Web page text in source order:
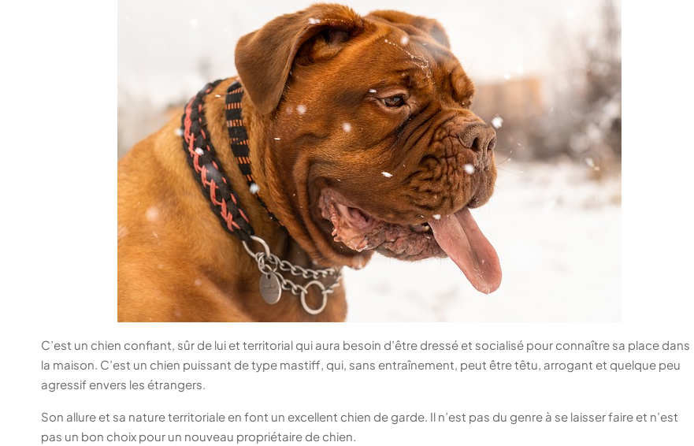
C’est un chien confiant, sûr de lui et territorial qui aura besoin d’être dressé et socialisé pour connaître sa place dans
la maison. C’est un chien puissant de type mastiff, qui, sans entraînement, peut être têtu, arrogant et quelque peu
agressif envers les étrangers.
Son allure et sa nature territoriale en font un excellent chien de garde. Il n’est pas du genre à se laisser faire et n’est
pas un bon choix pour un nouveau propriétaire de chien.